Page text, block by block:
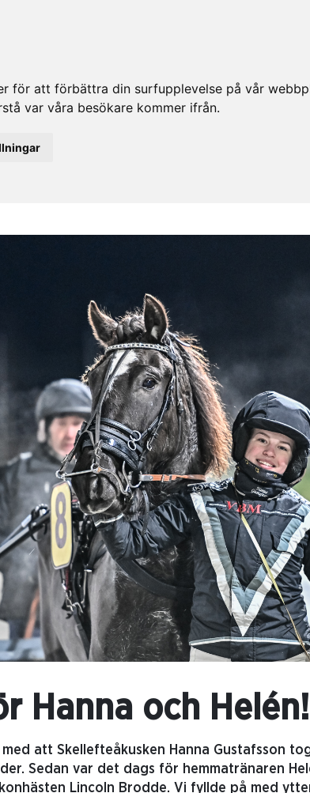
för att förbättra din surfupplevelse på vår
var våra besökare kommer ifrån.
Hanna och Helén!
att Skellefteåkusken Hanna Gustafsson
Sedan var det dags för hemmatränaren
Lincoln Brodde. Vi fyllde på med